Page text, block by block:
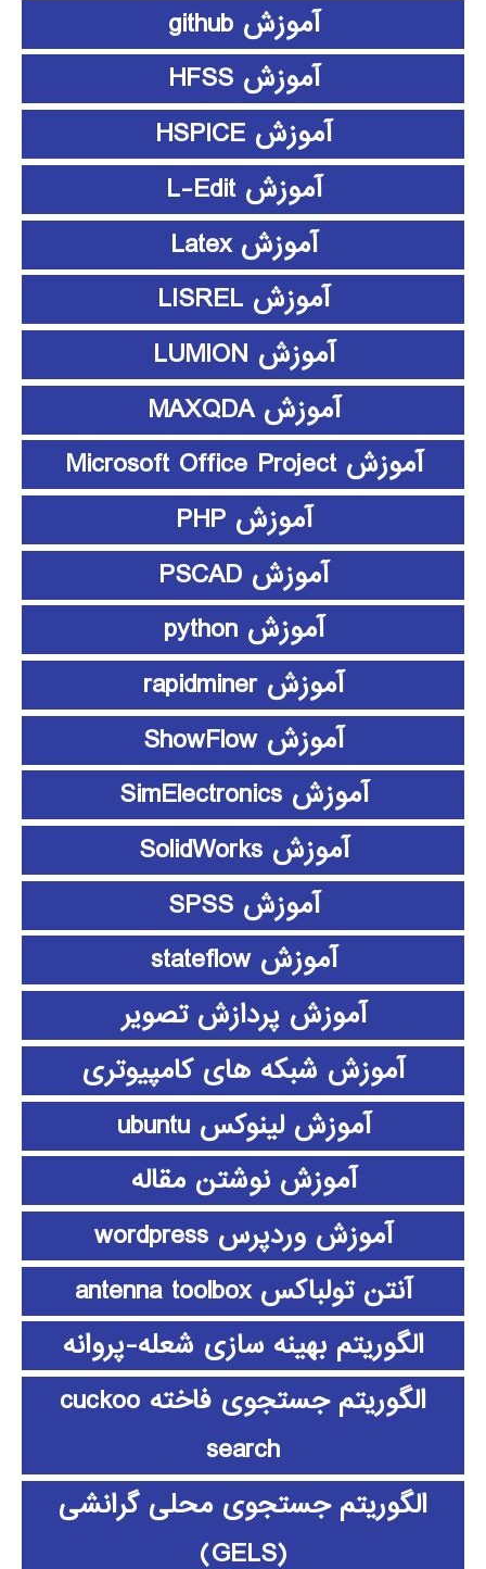
آموزش github
آموزش HFSS
آموزش HSPICE
آموزش L-Edit
آموزش Latex
آموزش LISREL
آموزش LUMION
آموزش MAXQDA
آموزش Microsoft Office Project
آموزش PHP
آموزش PSCAD
آموزش python
آموزش rapidminer
آموزش ShowFlow
آموزش SimElectronics
آموزش SolidWorks
آموزش SPSS
آموزش stateflow
آموزش پردازش تصویر
آموزش شبکه های کامپیوتری
آموزش لینوکس ubuntu
آموزش نوشتن مقاله
آموزش وردپرس wordpress
آنتن تولباکس antenna toolbox
الگوریتم بهینه سازی شعله-پروانه
الگوریتم جستجوی فاخته cuckoo
search
الگوریتم جستجوی محلی گرانشی
(GELS)